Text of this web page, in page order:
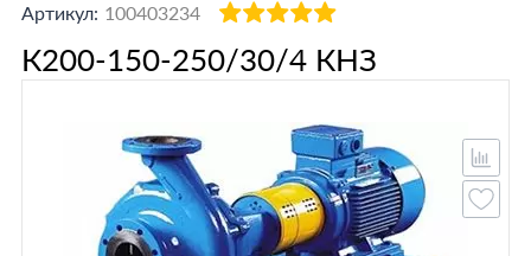
Артикул: 100403234
К200-150-250/30/4 КНЗ